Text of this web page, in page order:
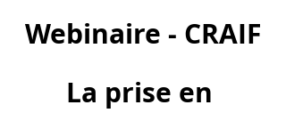
Webinaire - CRAIF
La prise en